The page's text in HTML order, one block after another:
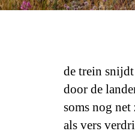
de trein snijdt
door de
soms nog net
als vers